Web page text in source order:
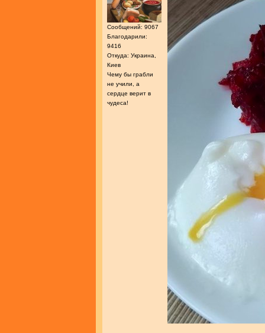
Сообщений: 9067
Благодарили:
9416
Откуда: Украина,
Киев
Чему бы грабли
не учили, а
сердце верит в
чудеса!